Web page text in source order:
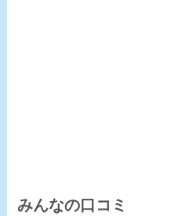
みんなの口コミ